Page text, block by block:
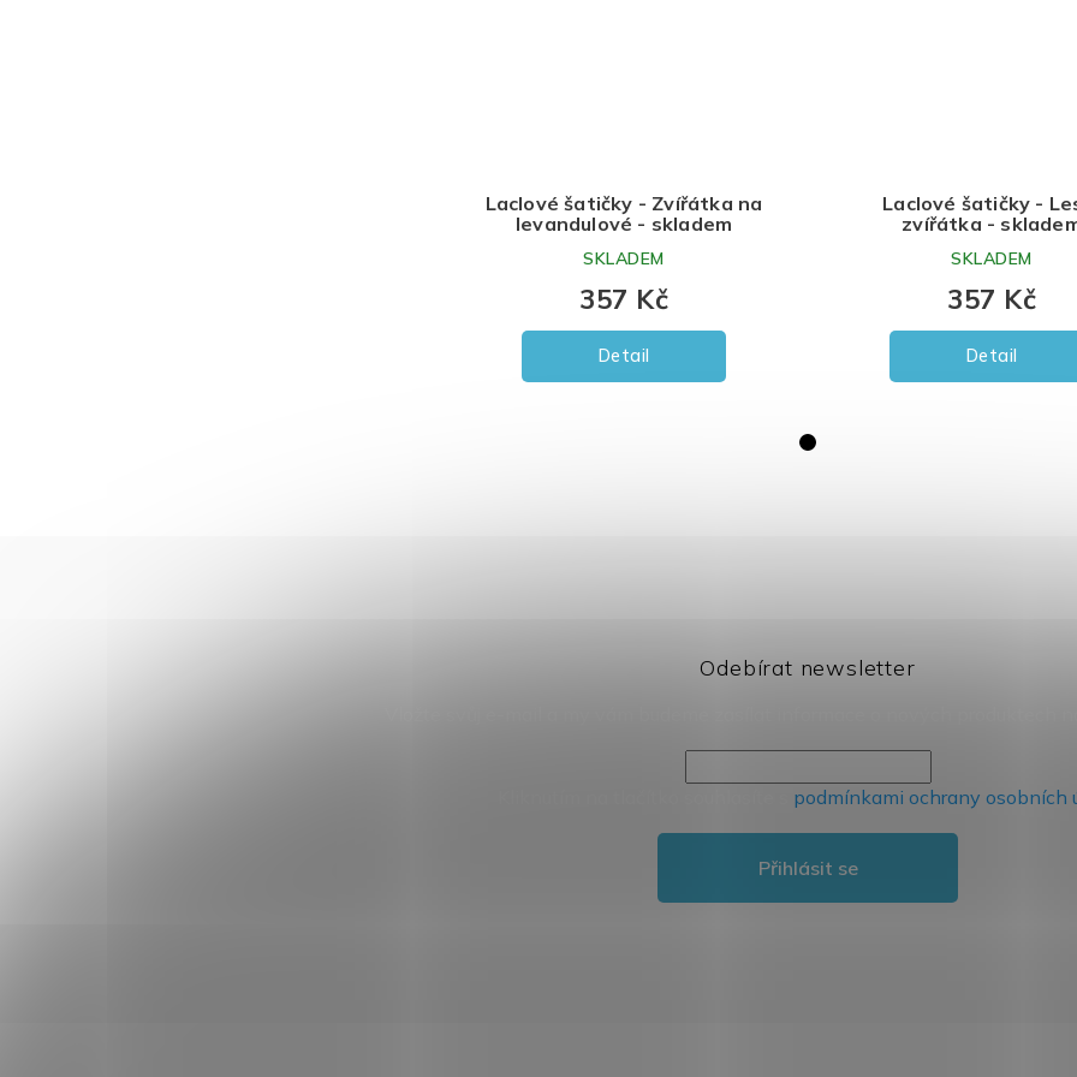
Laclové šatičky - Zvířátka na
levandulové - skladem
357 Kč
Detail
SKLADEM
Laclové šatičky -
zvířátka -
357 Kč
Detail
SKLADEM
Odebírat newsletter
podmínkami ochrany osobních
Přihlásit se